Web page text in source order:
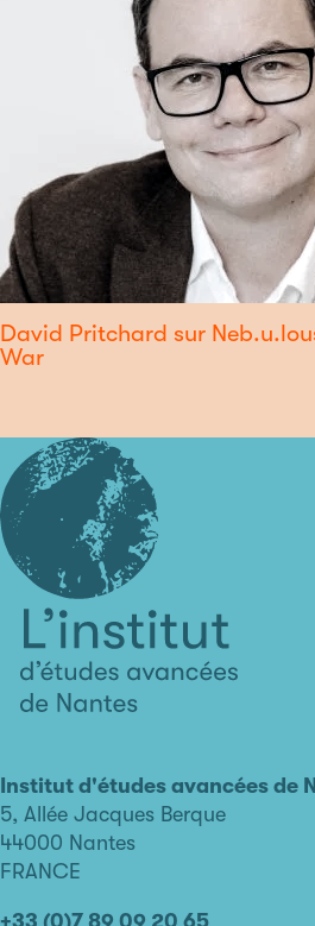
David Pritchard sur
War
avancées
de
Nantes
Institut d'études avancées de
5, Allée Jacques Berque
44000 Nantes
FRANCE